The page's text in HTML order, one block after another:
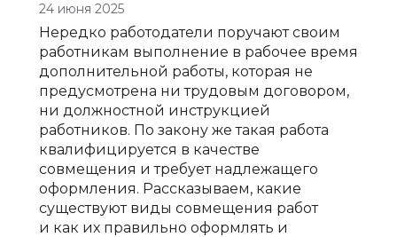
24 июня 2025
Нередко работодатели поручают своим
работникам выполнение в рабочее время
дополнительной работы, которая не
предусмотрена ни трудовым договором,
ни должностной инструкцией
работников. По закону же такая работа
квалифицируется в качестве
совмещения и требует надлежащего
оформления. Рассказываем, какие
существуют виды совмещения работ
и как их правильно оформлять и